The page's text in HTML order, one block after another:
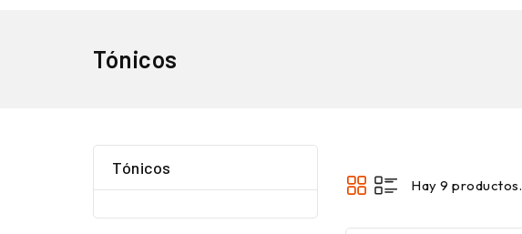
Tónicos
Tónicos
Hay 9 productos.